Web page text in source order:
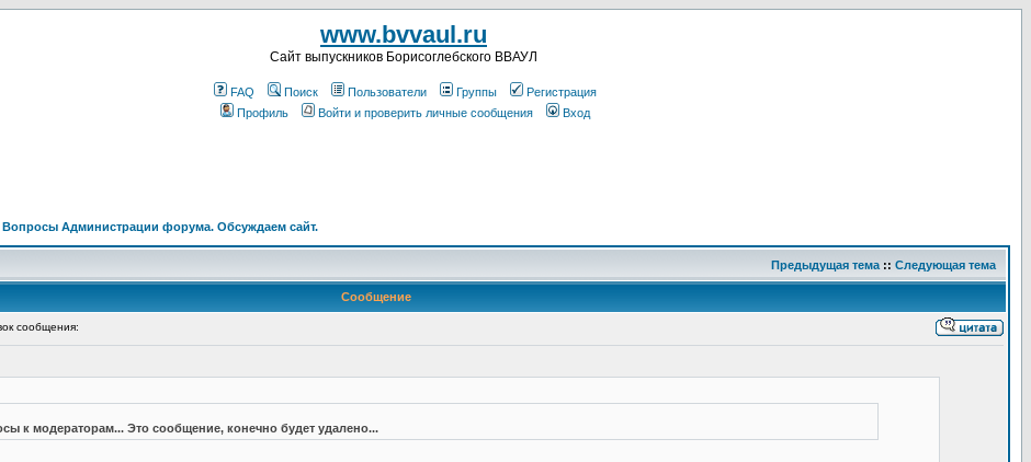
www.bvvaul.ru
Cайт выпускников Борисоглебского ВВАУЛ
FAQ Поиск Пользователи Группы
Регистрация
Профиль
Войти и проверить личные сообщения Вход
Вопросы Администрации форума. Обсуждаем сайт.
Предыдущая тема :: Следующая тема
Сообщение
сообщения:
к модераторам... Это сообщение, конечно будет удалено...